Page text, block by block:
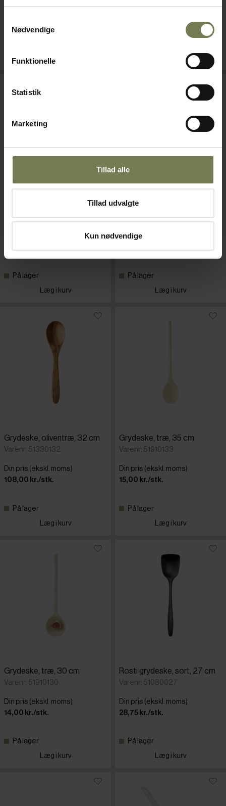
Nødvendige
Funktionelle
Statistik
Marketing
Tillad alle
Tillad udvalgte
Kun nødvendige
Læg i kurv
Læg i kurv
Grydeske, bøgetræ, 40 cm
Varenr: 51910141
På lager
Læg i kurv
Grydeske, træ, 40 cm
Varenr: 51910139
Din pris (ekskl. moms)
På lager
Læg i kurv
Grydeske, oliventræ, 32 cm
Varenr: 51330132
Din pris (ekskl. moms)
108,00 kr./stk.
På lager
Læg i kurv
Grydeske, træ, 35 cm
Varenr: 51910133
Din pris (ekskl. moms)
15,00 kr./stk.
På lager
Læg i kurv
Grydeske, træ, 30 cm
Varenr: 51910130
Din pris (ekskl. moms)
14,00 kr./stk.
På lager
Læg i kurv
Rosti grydeske, sort, 27 cm
Varenr: 51080027
Din pris (ekskl. moms)
28,75 kr./stk.
På lager
Læg i kurv